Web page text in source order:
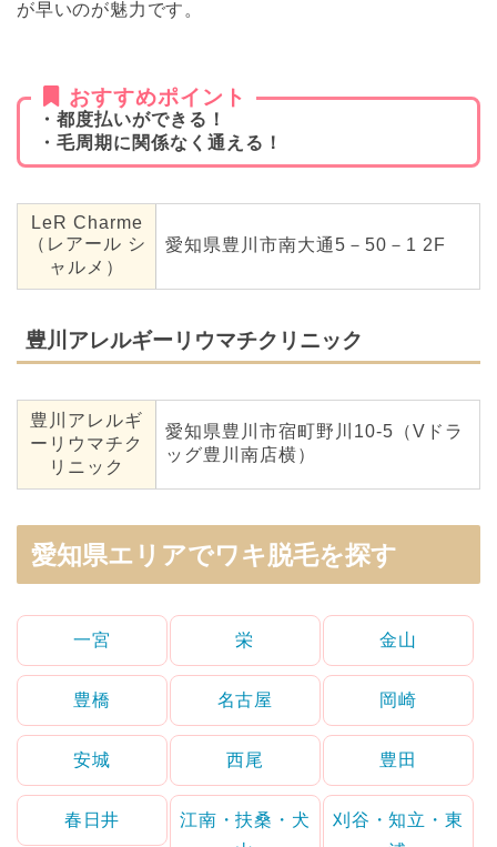
が早いのが魅力です。
おすすめポイント
・都度払いができる！
・毛周期に関係なく通える！
LeR Charme
（レアール シ
ャルメ）
愛知県豊川市南大通5－50－1 2F
豊川アレルギーリウマチクリニック
豊川アレルギ
ーリウマチク
リニック
愛知県豊川市宿町野川10-5（Vドラ
ッグ豊川南店横）
愛知県エリアでワキ脱毛を探す
一宮 栄 金山
豊橋 名古屋 岡崎
安城 西尾 豊田
春日井
江南・扶桑・犬
刈谷・知立・東